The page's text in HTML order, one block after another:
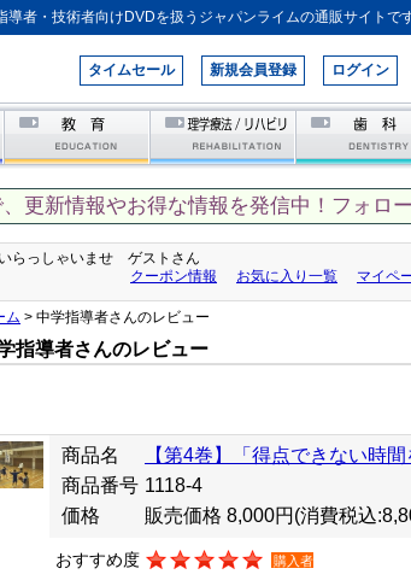
者・技術者向けDVDを扱うジャパンライムの通販サイトです
タイムセール 新規会員登録 ログイン
更新情報やお得な情報を発信中！フォロ
いらっしゃいませ ゲストさん
クーポン情報
お気に入り一覧 マイペ
ム > 中学指導者さんのレビュー
指導者さんのレビュー
商品名
【第4巻】「得点できない時
商品番号 1118-4
価格
販売価格 8,000円 (消費税込
おすすめ度 購入者